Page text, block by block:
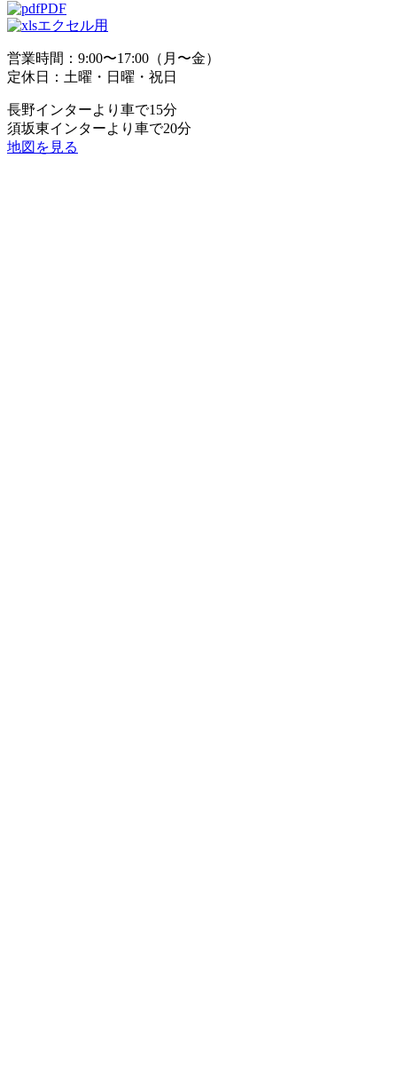
PDF
エクセル用
営業時間：9:00〜17:00（月〜金）
定休日：土曜・日曜・祝日
長野インターより車で15分
須坂東インターより車で20分
地図を見る